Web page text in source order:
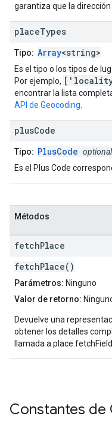
garantiza que la dirección
placeTypes
Tipo: Array<string>
Es el tipo o los tipos de
Por ejemplo,
encontrar la lista
API de Geocoding
plusCode
Tipo: PlusCode optional
Es el Plus Code
Métodos
fetchPlace
fetchPlace()
Parámetros: Ninguno
Valor de retorno:
Devuelve una
obtener los detalles
llamada a
Constantes de